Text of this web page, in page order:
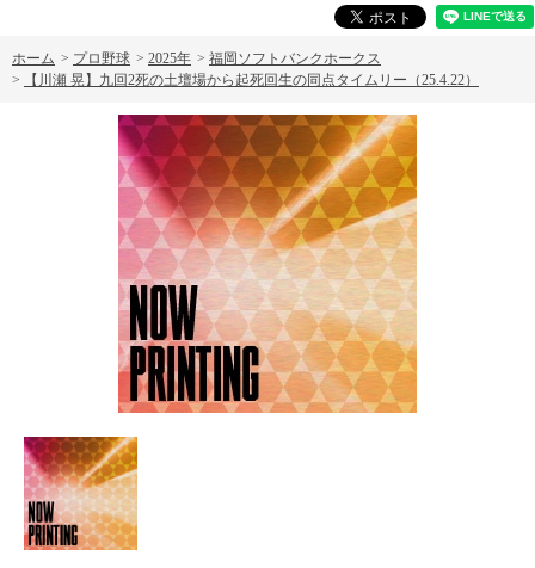
ホーム > プロ野球 > 2025年 > 福岡ソフトバンクホークス
>
【川瀬 晃】九回2死の土壇場から起死回生の同点タイムリー（25.4.22）